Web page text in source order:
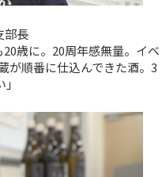
部長
20歳に。20周年感無量。イベ
が順番に仕込んできた酒。3